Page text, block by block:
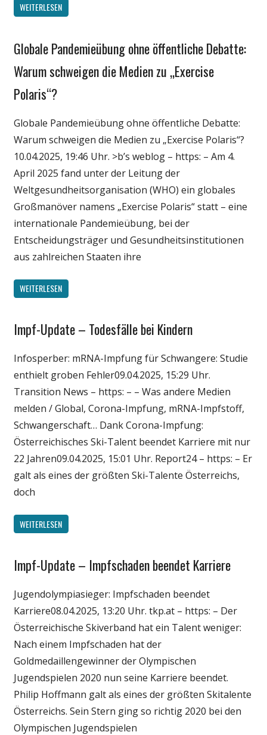
WEITERLESEN
Gesellschaft
Wirtschaft
Wissenschaft
Globale Pandemieübung ohne öffentliche Debatte:
Warum schweigen die Medien zu „Exercise
Polaris“?
Globale Pandemieübung ohne öffentliche Debatte:
Warum schweigen die Medien zu „Exercise Polaris“?
10.04.2025, 19:46 Uhr. >b’s weblog – https: – Am 4.
April 2025 fand unter der Leitung der
Weltgesundheitsorganisation (WHO) ein globales
Großmanöver namens „Exercise Polaris“ statt – eine
internationale Pandemieübung, bei der
Entscheidungsträger und Gesundheitsinstitutionen
aus zahlreichen Staaten ihre
WEITERLESEN
Gesellschaft
Politik
Wirtschaft
Wissenschaft
Impf-Update – Todesfälle bei Kindern
Infosperber: mRNA-Impfung für Schwangere: Studie
enthielt groben Fehler09.04.2025, 15:29 Uhr.
Transition News – https: – – Was andere Medien
melden / Global, Corona-Impfung, mRNA-Impfstoff,
Schwangerschaft… Dank Corona-Impfung:
Österreichisches Ski-Talent beendet Karriere mit nur
22 Jahren09.04.2025, 15:01 Uhr. Report24 – https: – Er
galt als eines der größten Ski-Talente Österreichs,
doch
WEITERLESEN
Gesellschaft
Politik
Wirtschaft
Wissenschaft
Impf-Update – Impfschaden beendet Karriere
Jugendolympiasieger: Impfschaden beendet
Karriere08.04.2025, 13:20 Uhr. tkp.at – https: – Der
Österreichische Skiverband hat ein Talent weniger:
Nach einem Impfschaden hat der
Goldmedaillengewinner der Olympischen
Jugendspielen 2020 nun seine Karriere beendet.
Philip Hoffmann galt als eines der größten Skitalente
Österreichs. Sein Stern ging so richtig 2020 bei den
Olympischen Jugendspielen